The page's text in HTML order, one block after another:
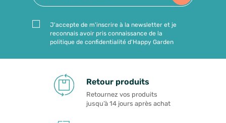
J'accepte de m'inscrire à la newsletter et je
reconnais avoir pris connaissance de la
politique de confidentialité d'Happy Garden
Retour produits
Retournez vos produits
jusqu’à 14 jours après achat